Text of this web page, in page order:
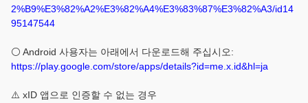
2%B9%E3%82%A2%E3%82%A4%E3%83%87%E3%82%A3/id14
95147544
⚪ Android 사용자는 아래에서 다운로드해 주십시오:
https://play.google.com/store/apps/details?id=me.x.id&hl=ja
⚠️ xID 앱으로 인증할 수 없는 경우